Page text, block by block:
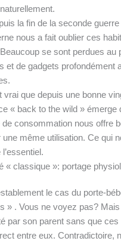
la fin de la seconde
nous a fait oublier ces
se sont perdues au
et de gadgets profondément
vrai que depuis une bonne
« back to the wild » émerge
de consommation nous offre
une même utilisation. Ce qui
« classique »: portage
le cas du porte-
» . Vous ne voyez pas? Mais
par son parent sans que ces
entre eux. Contradictoire,